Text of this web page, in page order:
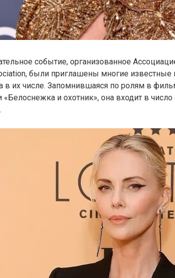
событие, организованное
были приглашены многие
в их числе. Запомнившаяся по ролям в
«Белоснежка и охотник», она входит в